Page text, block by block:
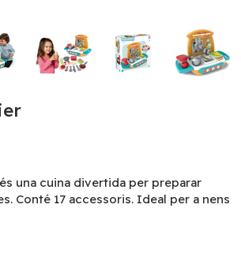
una cuina divertida per preparar
Conté 17 accessoris. Ideal per a nens